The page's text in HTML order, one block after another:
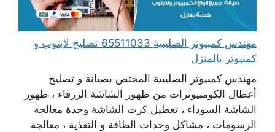
مهندس كمبيوتر الصليبية 65511033 تصليح لابتوب و
كمبيوتر بالمنزل
مهندس كمبيوتر الصليبية المختص بصيانة و تصليح
أعطال الكومبيوترات من ظهور الشاشة الزرقاء ، ظهور
الشاشة السوداء ، تعطيل كرت الشاشة وحدة معالجة
الرسومات ، مشاكل وحدات الطاقة و التغذية ، معالجة